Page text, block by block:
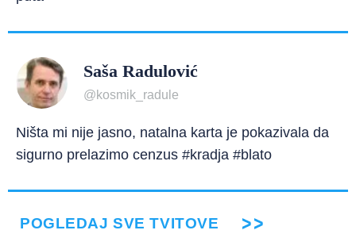
Saša Radulović
@kosmik_radule
Ništa mi nije jasno, natalna karta je pokazivala da
sigurno prelazimo cenzus #kradja #blato
POGLEDAJ SVE TVITOVE